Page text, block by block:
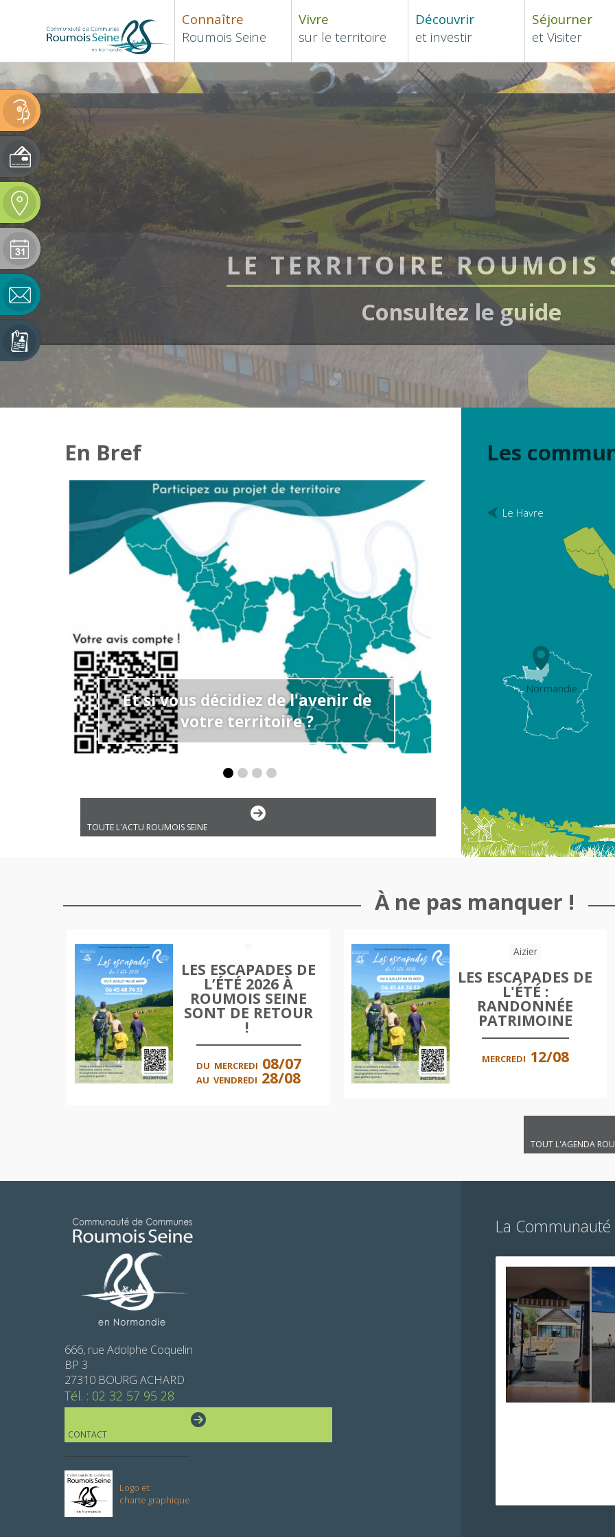
Connaître
Roumois Seine
Vivre
sur le territoire
Découvrir
et investir
Séjourner
et Visiter
A découvrir en vidéo
LE TERRITOIRE ROUMOIS
Consultez le guide
En Bref
Et si vous décidiez de l'avenir de
votre territoire ?
Les
Roumois
TOUTE L'ACTU ROUMOIS SEINE
Les
Le Havre
Normandie
À ne pas manquer !
LES ESCAPADES DE
L’ÉTÉ 2026 À
ROUMOIS SEINE
SONT DE RETOUR
!
DU MERCREDI 08/07
AU VENDREDI 28/08
Aizier
LES ESCAPADES DE
L'ÉTÉ :
RANDONNÉE
PATRIMOINE
MERCREDI 12/08
TOUT L'AGENDA
666, rue Adolphe Coquelin
BP 3
27310 BOURG ACHARD
Tél. : 02 32 57 95 28
CONTACT
Logo et
charte graphique
La Communauté